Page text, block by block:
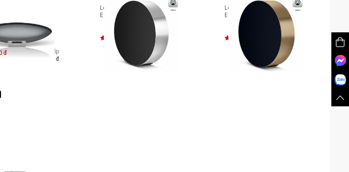
dây Bowers &
PRO
đ
Trả góp
4.114.000 đ
Loa không dây B&O Beosound
Edge
Loa không dây B&O Beosound
Edge Brass Tone